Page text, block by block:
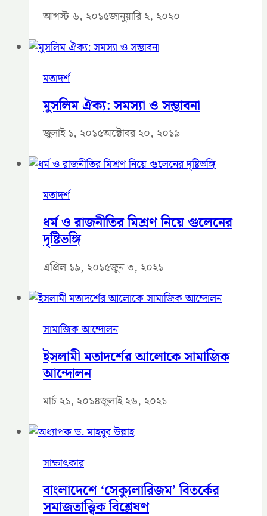
আগস্ট ৬, ২০১৫জানুয়ারি ২, ২০২০
মতাদর্শ
মুসলিম ঐক্য: সমস্যা ও সম্ভাবনা
জুলাই ১, ২০১৫অক্টোবর ২০, ২০১৯
মতাদর্শ
ধর্ম ও রাজনীতির মিশ্রণ নিয়ে গুলেনের
দৃষ্টিভঙ্গি
এপ্রিল ১৯, ২০১৫জুন ৩, ২০২১
সামাজিক আন্দোলন
ইসলামী মতাদর্শের আলোকে সামাজিক
আন্দোলন
মার্চ ২১, ২০১৪জুলাই ২৬, ২০২১
সাক্ষাৎকার
বাংলাদেশে ‘সেক্যুলারিজম’ বিতর্কের
সমাজতাত্ত্বিক বিশ্লেষণ